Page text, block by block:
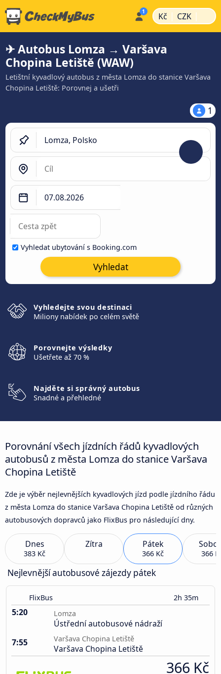
Kč | CZK |
✈ Autobus Lomza → Varšava
Chopina Letiště (WAW)
Letištní kyvadlový autobus z města Lomza do stanice Varšava
Chopina Letiště: Porovnej a ušetři
1
Vyhledat ubytování s Booking.com
Vyhledat
Vyhledejte svou destinaci
Miliony nabídek po celém světě
Porovnejte výsledky
Ušetřete až 70 %
Najděte si správný autobus
Snadné a přehledné
Porovnání všech jízdních řádů kyvadlových
autobusů z města Lomza do stanice Varšava
Chopina Letiště
Zde je výběr nejlevnějších kyvadlových jízd podle jízdního řádu
z města Lomza do stanice Varšava Chopina Letiště od různých
autobusových dopravců jako FlixBus pro následující dny.
Dnes
383 Kč
Zítra Pátek
366 Kč 366
Nejlevnější autobusové zájezdy pátek
FlixBus 2h 35m
5:20 Lomza
Ústřední autobusové nádraží
7:55
Varšava Chopina Letiště
Varšava Chopina Letiště
366 Kč